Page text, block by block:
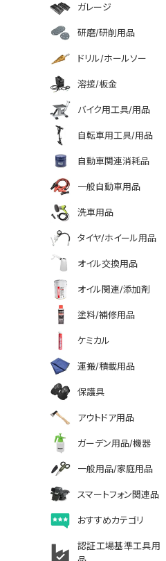
ガレージ
研磨/研削用品
ドリル/ホールソー
溶接/板金
バイク用工具/用品
自転車用工具/用品
自動車関連消耗品
一般自動車用品
洗車用品
タイヤ/ホイール用品
オイル交換用品
オイル関連/添加剤
塗料/補修用品
ケミカル
運搬/積載用品
保護具
アウトドア用品
ガーデン用品/機器
一般用品/家庭用品
スマートフォン関連品
おすすめカテゴリ
認証工場基準工具用